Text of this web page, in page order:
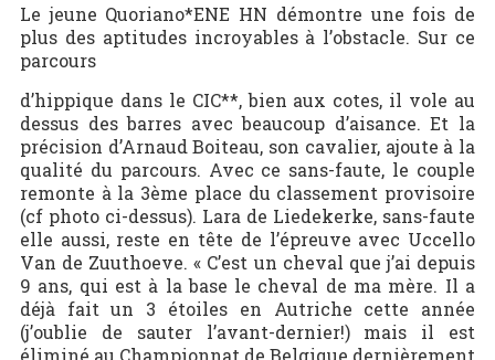
Le jeune Quoriano*ENE HN démontre une fois de
plus des aptitudes incroyables à l’obstacle. Sur ce
parcours
d’hippique dans le CIC**, bien aux cotes, il vole au
dessus des barres avec beaucoup d’aisance. Et la
précision d’Arnaud Boiteau, son cavalier, ajoute à la
qualité du parcours. Avec ce sans-faute, le couple
remonte à la 3ème place du classement provisoire
(cf photo ci-dessus). Lara de Liedekerke, sans-faute
elle aussi, reste en tête de l’épreuve avec Uccello
Van de Zuuthoeve. « C’est un cheval que j’ai depuis
9 ans, qui est à la base le cheval de ma mère. Il a
déjà fait un 3 étoiles en Autriche cette année
(j’oublie de sauter l’avant-dernier!) mais il est
éliminé au Championnat de Belgique dernièrement